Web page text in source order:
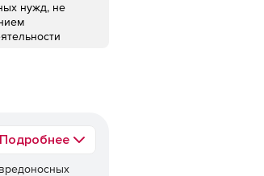
нужд, не
Подробнее